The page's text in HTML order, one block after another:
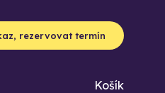
rezervovat termín
Košík